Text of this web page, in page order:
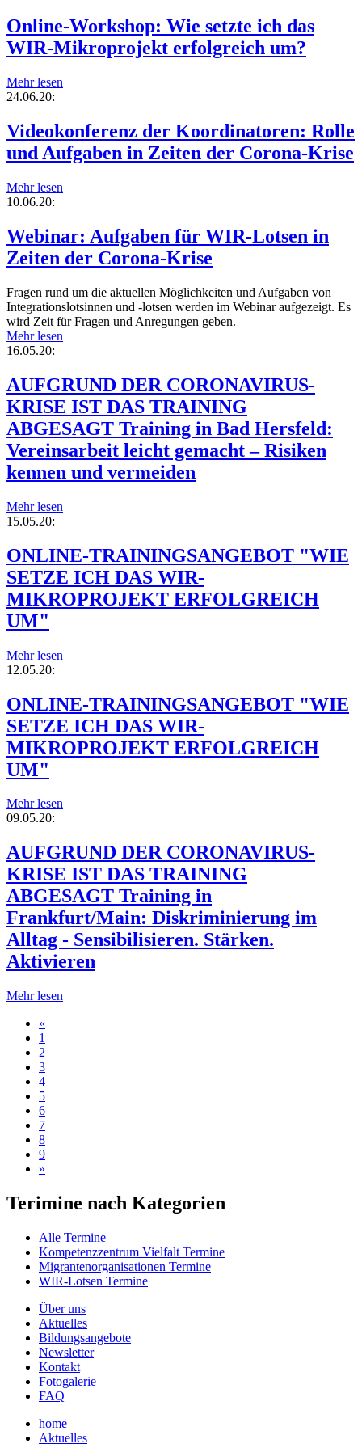
Online-Workshop: Wie setzte ich das
WIR-Mikroprojekt erfolgreich um?
Mehr lesen
24.06.20:
Videokonferenz der Koordinatoren: Rolle
und Aufgaben in Zeiten der Corona-Krise
Mehr lesen
10.06.20:
Webinar: Aufgaben für WIR-Lotsen in
Zeiten der Corona-Krise
Fragen rund um die aktuellen Möglichkeiten und Aufgaben von
Integrationslotsinnen und -lotsen werden im Webinar aufgezeigt. Es
wird Zeit für Fragen und Anregungen geben.
Mehr lesen
16.05.20:
AUFGRUND DER CORONAVIRUS-
KRISE IST DAS TRAINING
ABGESAGT Training in Bad Hersfeld:
Vereinsarbeit leicht gemacht – Risiken
kennen und vermeiden
Mehr lesen
15.05.20:
ONLINE-TRAININGSANGEBOT "WIE
SETZE ICH DAS WIR-
MIKROPROJEKT ERFOLGREICH
UM"
Mehr lesen
12.05.20:
ONLINE-TRAININGSANGEBOT "WIE
SETZE ICH DAS WIR-
MIKROPROJEKT ERFOLGREICH
UM"
Mehr lesen
09.05.20:
AUFGRUND DER CORONAVIRUS-
KRISE IST DAS TRAINING
ABGESAGT Training in
Frankfurt/Main: Diskriminierung im
Alltag - Sensibilisieren. Stärken.
Aktivieren
Mehr lesen
«
1
2
3
4
5
6
7
8
9
»
Terimine nach Kategorien
Alle Termine
Kompetenzzentrum Vielfalt Termine
Migrantenorganisationen Termine
WIR-Lotsen Termine
Über uns
Aktuelles
Bildungsangebote
Newsletter
Kontakt
Fotogalerie
FAQ
home
Aktuelles